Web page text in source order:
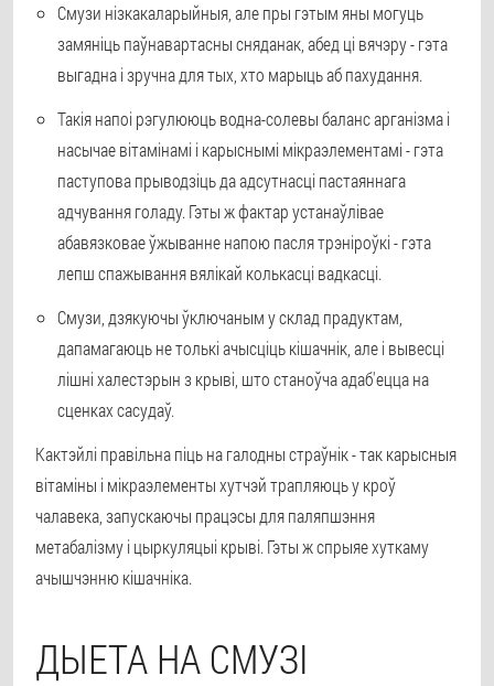
Смузи нізкакаларыйныя, але пры гэтым яны могуць
замяніць паўнавартасны сняданак, абед ці вячэру - гэта
выгадна і зручна для тых, хто марыць аб пахудання.
Такія напоі рэгулююць водна-солевы баланс арганізма і
насычае вітамінамі і карыснымі мікраэлементамі - гэта
паступова прыводзіць да адсутнасці пастаяннага
адчування голаду. Гэты ж фактар устанаўлівае
абавязковае ўжыванне напою пасля трэніроўкі - гэта
лепш спажывання вялікай колькасці вадкасці.
Смузи, дзякуючы ўключаным у склад прадуктам,
дапамагаюць не толькі ачысціць кішачнік, але і вывесці
лішні халестэрын з крыві, што станоўча адаб'ецца на
сценках сасудаў.
Кактэйлі правільна піць на галодны страўнік - так карысныя
вітаміны і мікраэлементы хутчэй трапляюць у кроў
чалавека, запускаючы працэсы для паляпшэння
метабалізму і цыркуляцыі крыві. Гэты ж спрыяе хуткаму
ачышчэнню кішачніка.
ДЫЕТА НА СМУЗІ